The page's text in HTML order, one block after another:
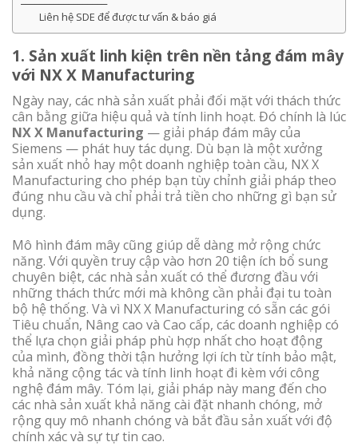
Liên hệ SDE để được tư vấn & báo giá
1. Sản xuất linh kiện trên nền tảng đám mây
với NX X Manufacturing
Ngày nay, các nhà sản xuất phải đối mặt với thách thức
cân bằng giữa hiệu quả và tính linh hoạt. Đó chính là lúc
NX X Manufacturing — giải pháp đám mây của
Siemens — phát huy tác dụng. Dù bạn là một xưởng
sản xuất nhỏ hay một doanh nghiệp toàn cầu, NX X
Manufacturing cho phép bạn tùy chỉnh giải pháp theo
đúng nhu cầu và chỉ phải trả tiền cho những gì bạn sử
dụng.
Mô hình đám mây cũng giúp dễ dàng mở rộng chức
năng. Với quyền truy cập vào hơn 20 tiện ích bổ sung
chuyên biệt, các nhà sản xuất có thể đương đầu với
những thách thức mới mà không cần phải đại tu toàn
bộ hệ thống. Và vì NX X Manufacturing có sẵn các gói
Tiêu chuẩn, Nâng cao và Cao cấp, các doanh nghiệp có
thể lựa chọn giải pháp phù hợp nhất cho hoạt động
của mình, đồng thời tận hưởng lợi ích từ tính bảo mật,
khả năng cộng tác và tính linh hoạt đi kèm với công
nghệ đám mây. Tóm lại, giải pháp này mang đến cho
các nhà sản xuất khả năng cài đặt nhanh chóng, mở
rộng quy mô nhanh chóng và bắt đầu sản xuất với độ
chính xác và sự tự tin cao.